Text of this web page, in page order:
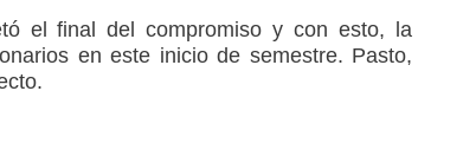
el final del compromiso y con esto, la
en este inicio de semestre. Pasto,